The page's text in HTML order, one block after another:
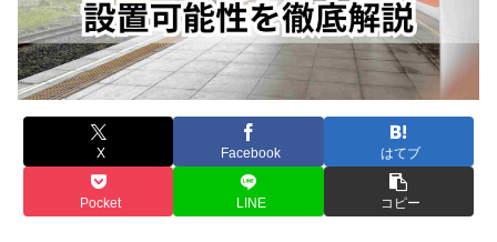
X Facebook はてブ
Pocket LINE コピー